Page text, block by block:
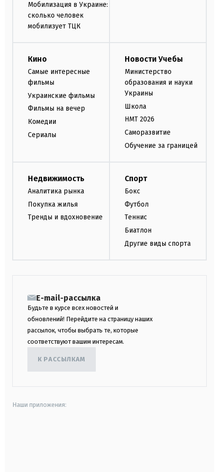
Мобилизация в Украине:
сколько человек
мобилизует ТЦК
Кино
Самые интересные
фильмы
Украинские фильмы
Фильмы на вечер
Комедии
Сериалы
Новости Учебы
Министерство
образования и науки
Украины
Школа
НМТ 2026
Саморазвитие
Обучение за границей
Недвижимость
Аналитика рынка
Покупка жилья
Тренды и вдохновение
Спорт
Бокс
Футбол
Теннис
Биатлон
Другие виды спорта
E-mail-рассылка
Будьте в курсе всех новостей и
обновлений! Перейдите на страницу наших
рассылок, чтобы выбрать те, которые
соответствуют вашим интересам.
К РАССЫЛКАМ
Наши приложения: